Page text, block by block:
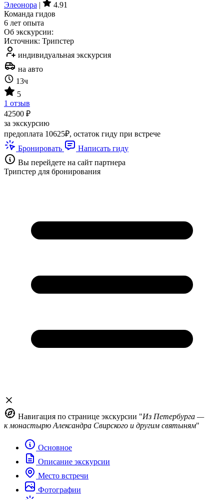
Элеонора |
4.91
Команда гидов
6 лет опыта
Об экскурсии:
Источник: Трипстер
индивидуальная экскурсия
на авто
13ч
5
1 отзыв
42500 ₽
за экскурсию
предоплата 10625₽, остаток гиду при встрече
Бронировать
Написать гиду
Вы перейдете на сайт партнера
Трипстер для бронирования
Навигация по странице экскурсии "Из Петербурга —
к монастырю Александра Свирского и другим святыням"
Основное
Описание экскурсии
Место встречи
Фотографии